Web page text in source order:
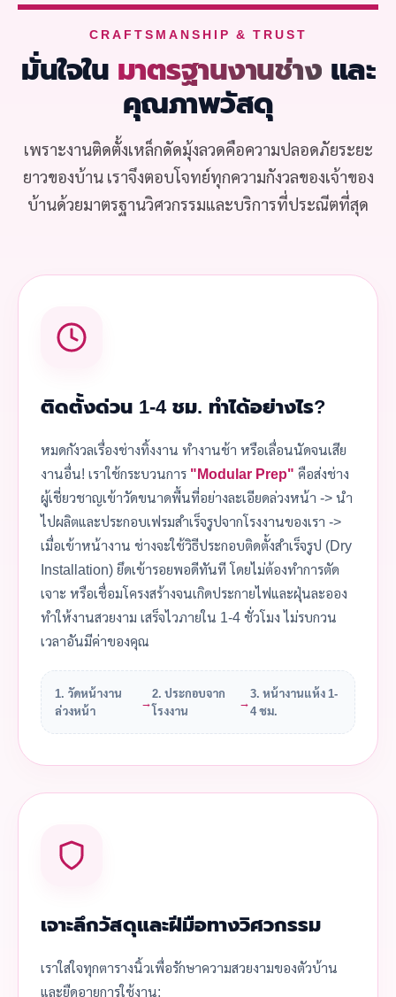
CRAFTSMANSHIP & TRUST
มั่นใจใน มาตรฐานงานช่าง และ
คุณภาพวัสดุ
เพราะงานติดตั้งเหล็กดัดมุ้งลวดคือความปลอดภัยระยะ
ยาวของบ้าน เราจึงตอบโจทย์ทุกความกังวลของเจ้าของ
บ้านด้วยมาตรฐานวิศวกรรมและบริการที่ประณีตที่สุด
ติดตั้งด่วน 1-4 ชม. ทำได้อย่างไร?
หมดกังวลเรื่องช่างทิ้งงาน ทำงานช้า หรือเลื่อนนัดจนเสีย
งานอื่น! เราใช้กระบวนการ "Modular Prep" คือส่งช่าง
ผู้เชี่ยวชาญเข้าวัดขนาดพื้นที่อย่างละเอียดล่วงหน้า -> นำ
ไปผลิตและประกอบเฟรมสำเร็จรูปจากโรงงานของเรา ->
เมื่อเข้าหน้างาน ช่างจะใช้วิธีประกอบติดตั้งสำเร็จรูป (Dry
Installation) ยึดเข้ารอยพอดีทันที โดยไม่ต้องทำการตัด
เจาะ หรือเชื่อมโครงสร้างจนเกิดประกายไฟและฝุ่นละออง
ทำให้งานสวยงาม เสร็จไวภายใน 1-4 ชั่วโมง ไม่รบกวน
เวลาอันมีค่าของคุณ
1. วัดหน้างาน
ล่วงหน้า
→
2. ประกอบจาก
โรงงาน
→
3. หน้างานแห้ง 1-
4 ชม.
เจาะลึกวัสดุและฝีมือทางวิศวกรรม
เราใส่ใจทุกตารางนิ้วเพื่อรักษาความสวยงามของตัวบ้าน
และยืดอายุการใช้งาน: